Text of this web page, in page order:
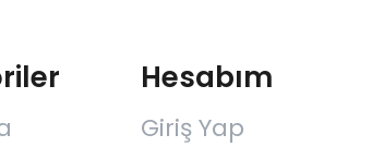
Hesabım
Giriş Yap